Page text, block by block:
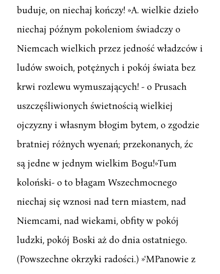
buduje, on niechaj kończy! »A. wielkie dzieło
niechaj późnym pokoleniom świadczy o
Niemcach wielkich przez jedność władzców i
ludów swoich, potężnych i pokój świata bez
krwi rozlewu wymuszających! - o Prusach
uszczęśliwionych świetnością wielkiej
ojczyzny i własnym błogim bytem, o zgodzie
bratniej różnych wyenań; przekonanych, źc
są jedne w jednym wielkim Bogu!»Tum
koloński- o to błagam Wszechmocnego
niechaj się wznosi nad tern miastem, nad
Niemcami, nad wiekami, obfity w pokój
ludzki, pokój Boski aż do dnia ostatniego.
(Powszechne okrzyki radości.) »'MPanowie z